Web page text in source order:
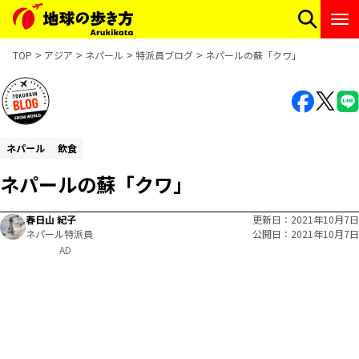
TOP アジア ネパール 特派員ブログ ネパールの蘇「クワ」
ネパール 飲食
ネパールの蘇「クワ」
春日山 紀子
ネパール特派員
更新日
2021年10月7日
公開日
2021年10月7日
AD